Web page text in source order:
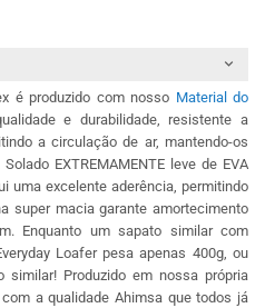
é produzido com nosso Material do
e durabilidade, resistente a
a circulação de ar, mantendo-os
EXTREMAMENTE leve de EVA
uma excelente aderência, permitindo
super macia garante amortecimento
Enquanto um sapato similar com
Loafer pesa apenas 400g, ou
Produzido em nossa própria
a qualidade Ahimsa que todos já